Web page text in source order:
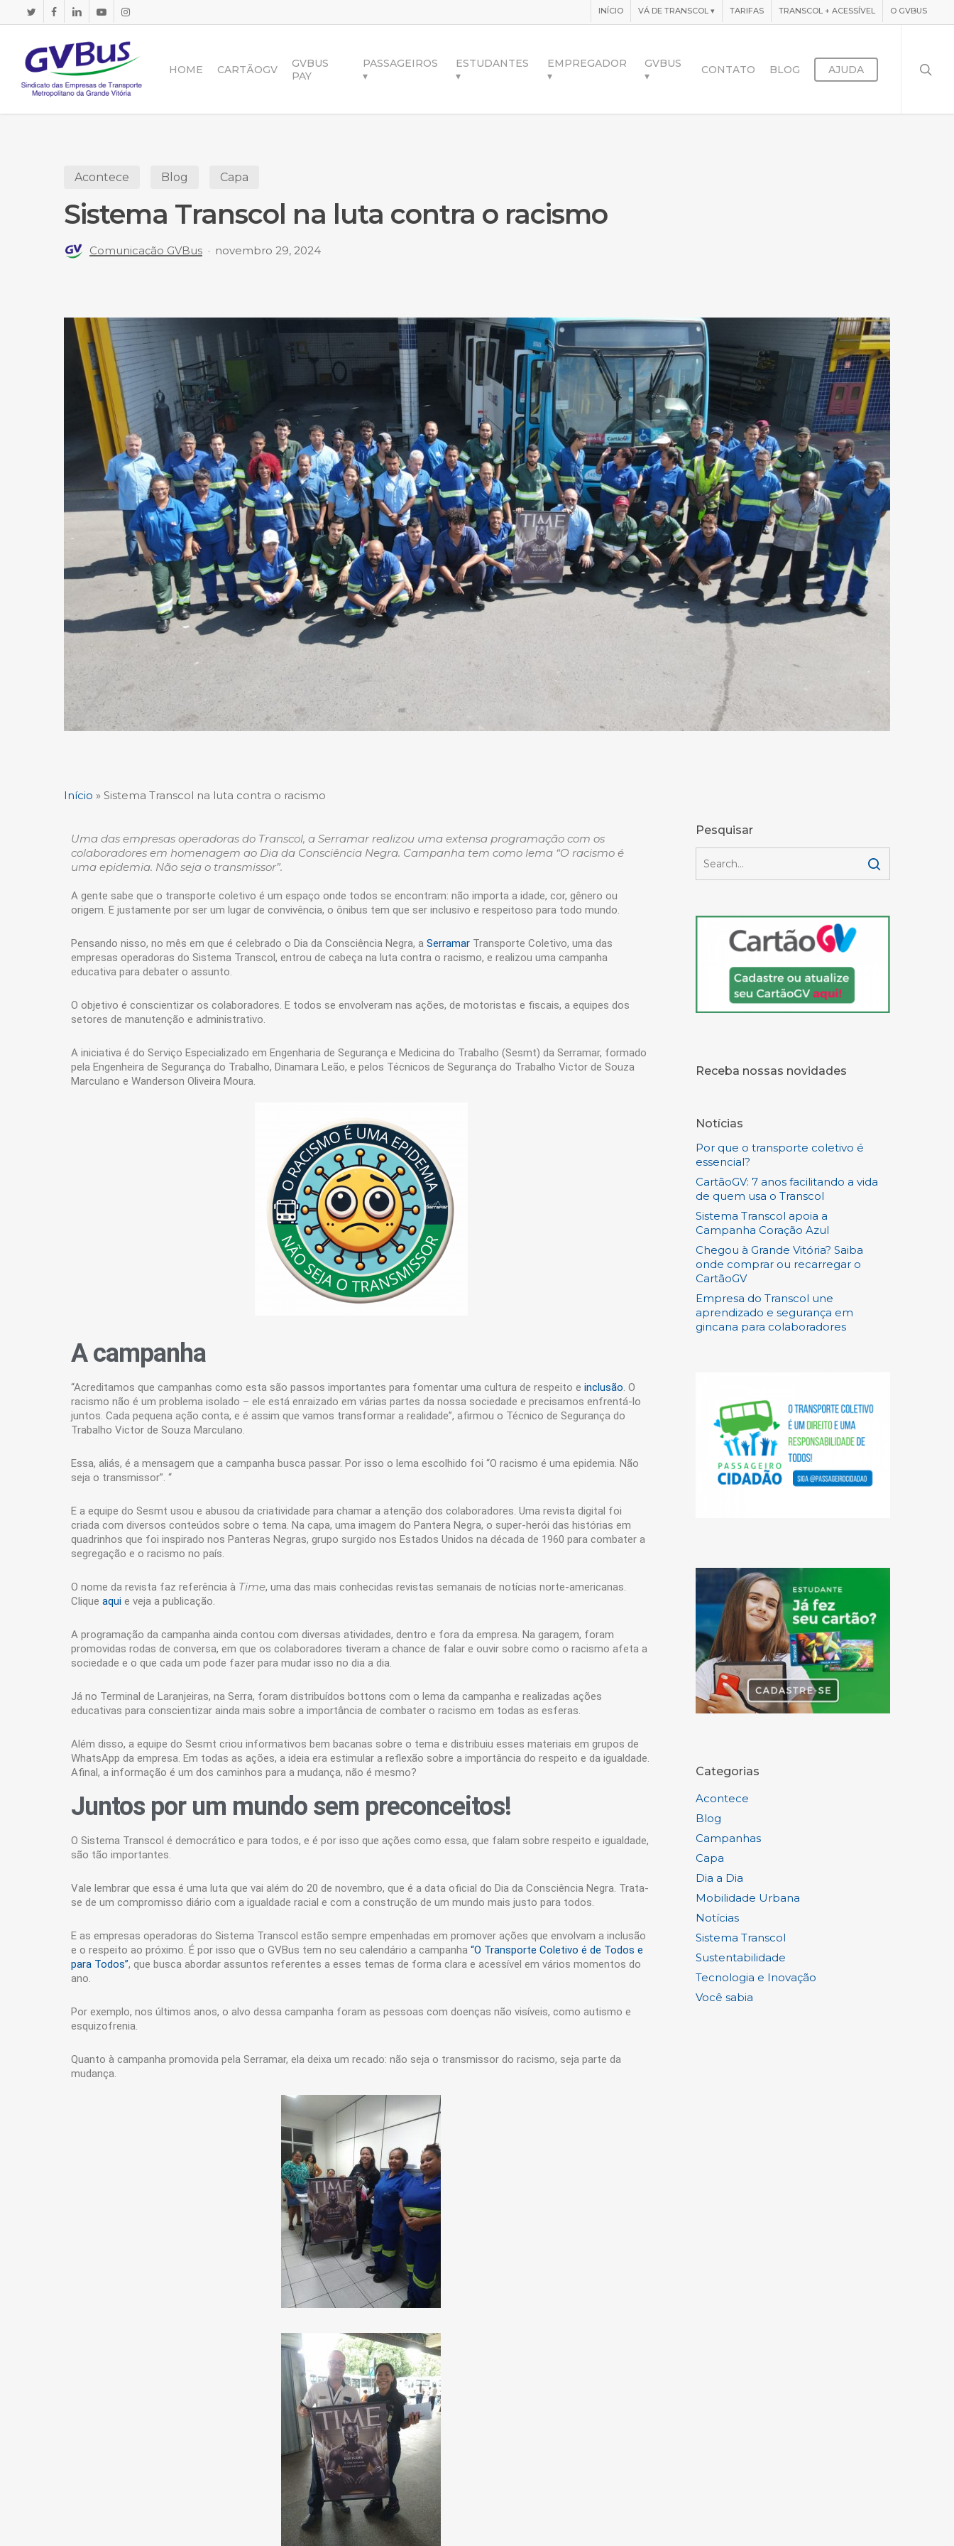
content
INÍCIO VÁ DE TRANSCOL ▾ TARIFAS TRANSCOL + ACESSÍVEL O GVBUS
HOME CARTÃOGV
GVBUS
PAY
PASSAGEIROS
▾
ESTUDANTES
▾
EMPREGADOR
▾
GVBUS
▾
CONTATO BLOG AJUDA
Acontece Blog Capa
Sistema Transcol na luta contra o racismo
Comunicação GVBus novembro 29, 2024
Início » Sistema Transcol na luta contra o racismo
Uma das empresas operadoras do Transcol, a Serramar realizou uma extensa programação com os
colaboradores em homenagem ao Dia da Consciência Negra. Campanha tem como lema “O racismo é
uma epidemia. Não seja o transmissor”.
A gente sabe que o transporte coletivo é um espaço onde todos se encontram: não importa a idade, cor, gênero ou
origem. E justamente por ser um lugar de convivência, o ônibus tem que ser inclusivo e respeitoso para todo mundo.
Pensando nisso, no mês em que é celebrado o Dia da Consciência Negra, a Serramar Transporte Coletivo, uma das
empresas operadoras do Sistema Transcol, entrou de cabeça na luta contra o racismo, e realizou uma campanha
educativa para debater o assunto.
O objetivo é conscientizar os colaboradores. E todos se envolveram nas ações, de motoristas e fiscais, a equipes dos
setores de manutenção e administrativo.
A iniciativa é do Serviço Especializado em Engenharia de Segurança e Medicina do Trabalho (Sesmt) da Serramar, formado
pela Engenheira de Segurança do Trabalho, Dinamara Leão, e pelos Técnicos de Segurança do Trabalho Victor de Souza
Marculano e Wanderson Oliveira Moura.
A campanha
“Acreditamos que campanhas como esta são passos importantes para fomentar uma cultura de respeito e inclusão. O
racismo não é um problema isolado – ele está enraizado em várias partes da nossa sociedade e precisamos enfrentá-lo
juntos. Cada pequena ação conta, e é assim que vamos transformar a realidade”, afirmou o Técnico de Segurança do
Trabalho Victor de Souza Marculano.
Essa, aliás, é a mensagem que a campanha busca passar. Por isso o lema escolhido foi “O racismo é uma epidemia. Não
seja o transmissor”. “
E a equipe do Sesmt usou e abusou da criatividade para chamar a atenção dos colaboradores. Uma revista digital foi
criada com diversos conteúdos sobre o tema. Na capa, uma imagem do Pantera Negra, o super-herói das histórias em
quadrinhos que foi inspirado nos Panteras Negras, grupo surgido nos Estados Unidos na década de 1960 para combater a
segregação e o racismo no país.
O nome da revista faz referência à Time, uma das mais conhecidas revistas semanais de notícias norte-americanas.
Clique aqui e veja a publicação.
A programação da campanha ainda contou com diversas atividades, dentro e fora da empresa. Na garagem, foram
promovidas rodas de conversa, em que os colaboradores tiveram a chance de falar e ouvir sobre como o racismo afeta a
sociedade e o que cada um pode fazer para mudar isso no dia a dia.
Já no Terminal de Laranjeiras, na Serra, foram distribuídos bottons com o lema da campanha e realizadas ações
educativas para conscientizar ainda mais sobre a importância de combater o racismo em todas as esferas.
Além disso, a equipe do Sesmt criou informativos bem bacanas sobre o tema e distribuiu esses materiais em grupos de
WhatsApp da empresa. Em todas as ações, a ideia era estimular a reflexão sobre a importância do respeito e da igualdade.
Afinal, a informação é um dos caminhos para a mudança, não é mesmo?
Juntos por um mundo sem preconceitos!
O Sistema Transcol é democrático e para todos, e é por isso que ações como essa, que falam sobre respeito e igualdade,
são tão importantes.
Vale lembrar que essa é uma luta que vai além do 20 de novembro, que é a data oficial do Dia da Consciência Negra. Trata-
se de um compromisso diário com a igualdade racial e com a construção de um mundo mais justo para todos.
E as empresas operadoras do Sistema Transcol estão sempre empenhadas em promover ações que envolvam a inclusão
e o respeito ao próximo. É por isso que o GVBus tem no seu calendário a campanha “O Transporte Coletivo é de Todos e
para Todos”, que busca abordar assuntos referentes a esses temas de forma clara e acessível em vários momentos do
ano.
Por exemplo, nos últimos anos, o alvo dessa campanha foram as pessoas com doenças não visíveis, como autismo e
esquizofrenia.
Quanto à campanha promovida pela Serramar, ela deixa um recado: não seja o transmissor do racismo, seja parte da
mudança.
Pesquisar
Receba nossas novidades
Notícias
Por que o transporte coletivo é
essencial?
CartãoGV: 7 anos facilitando a vida
de quem usa o Transcol
Sistema Transcol apoia a
Campanha Coração Azul
Chegou à Grande Vitória? Saiba
onde comprar ou recarregar o
CartãoGV
Empresa do Transcol une
aprendizado e segurança em
gincana para colaboradores
Categorias
Acontece
Blog
Campanhas
Capa
Dia a Dia
Mobilidade Urbana
Notícias
Sistema Transcol
Sustentabilidade
Tecnologia e Inovação
Você sabia